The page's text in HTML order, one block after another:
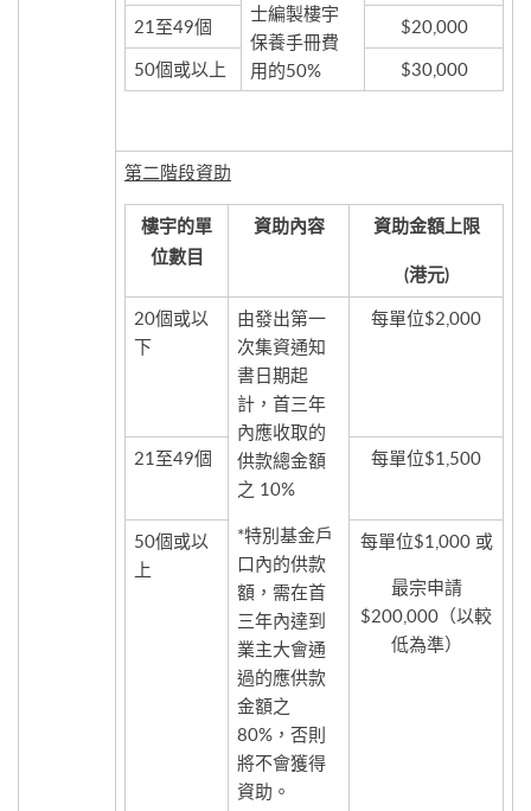
士編製樓宇
保養手冊費
用的50%
21至49個
$20,000
50個或以上
$30,000
第二階段資助
樓宇的單
位數目
資助內容 資助金額上限
(港元)
20個或以
下
由發出第一
次集資通知
書日期起
計，首三年
內應收取的
供款總金額
之 10%
*特別基金戶
口內的供款
額，需在首
三年內達到
業主大會通
過的應供款
金額之
80%，否則
將不會獲得
資助。
每單位$2,000
21至49個 每單位$1,500
50個或以
上
每單位$1,000 或
最宗申請
$200,000（以較
低為準）